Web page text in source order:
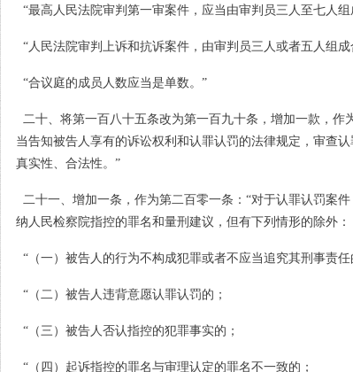
“最高人民法院审判第一审案件，应当由审判员三人至七人组
“人民法院审判上诉和抗诉案件，由审判员三人或者五人组成
“合议庭的成员人数应当是单数。”
二十、将第一百八十五条改为第一百九十条，增加一款，作
当告知被告人享有的诉讼权利和认罪认罚的法律规定，审查
真实性、合法性。”
二十一、增加一条，作为第二百零一条： “对于认罪认罚案
纳人民检察院指控的罪名和量刑建议，但有下列情形的除外：
“（一）被告人的行为不构成犯罪或者不应当追究其刑事责任
“（二）被告人违背意愿认罪认罚的；
“（三）被告人否认指控的犯罪事实的；
“（四）起诉指控的罪名与审理认定的罪名不一致的；